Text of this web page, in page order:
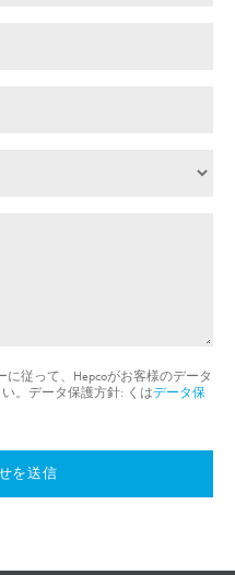
に従って、Hepcoがお客様のデータ
。データ保護方針: くはデータ保
を送信